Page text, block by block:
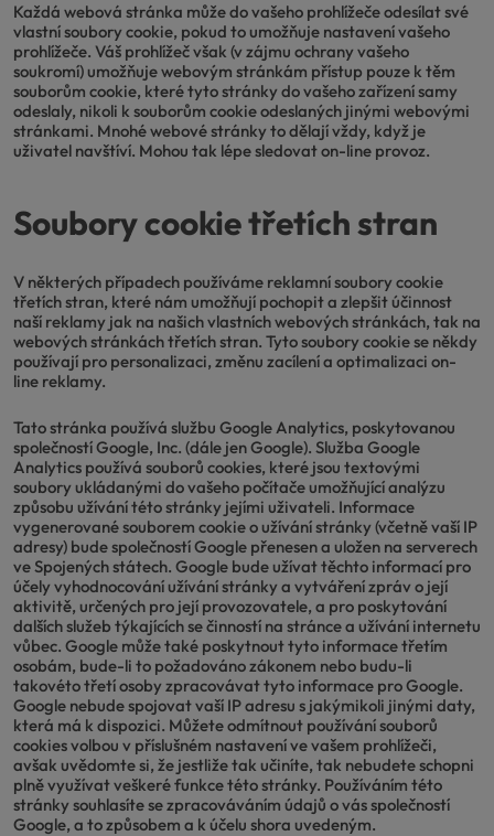
Každá webová stránka může do vašeho prohlížeče odesílat své
vlastní soubory cookie, pokud to umožňuje nastavení vašeho
prohlížeče. Váš prohlížeč však (v zájmu ochrany vašeho
soukromí) umožňuje webovým stránkám přístup pouze k těm
souborům cookie, které tyto stránky do vašeho zařízení samy
odeslaly, nikoli k souborům cookie odeslaných jinými webovými
stránkami. Mnohé webové stránky to dělají vždy, když je
uživatel navštíví. Mohou tak lépe sledovat on-line provoz.
Soubory cookie třetích stran
V některých případech používáme reklamní soubory cookie
třetích stran, které nám umožňují pochopit a zlepšit účinnost
naší reklamy jak na našich vlastních webových stránkách, tak na
webových stránkách třetích stran. Tyto soubory cookie se někdy
používají pro personalizaci, změnu zacílení a optimalizaci on-
line reklamy.
Tato stránka používá službu Google Analytics, poskytovanou
společností Google, Inc. (dále jen Google). Služba Google
Analytics používá souborů cookies, které jsou textovými
soubory ukládanými do vašeho počítače umožňující analýzu
způsobu užívání této stránky jejími uživateli. Informace
vygenerované souborem cookie o užívání stránky (včetně vaší IP
adresy) bude společností Google přenesen a uložen na serverech
ve Spojených státech. Google bude užívat těchto informací pro
účely vyhodnocování užívání stránky a vytváření zpráv o její
aktivitě, určených pro její provozovatele, a pro poskytování
dalších služeb týkajících se činností na stránce a užívání internetu
vůbec. Google může také poskytnout tyto informace třetím
osobám, bude-li to požadováno zákonem nebo budu-li
takovéto třetí osoby zpracovávat tyto informace pro Google.
Google nebude spojovat vaší IP adresu s jakýmikoli jinými daty,
která má k dispozici. Můžete odmítnout používání souborů
cookies volbou v příslušném nastavení ve vašem prohlížeči,
avšak uvědomte si, že jestliže tak učiníte, tak nebudete schopni
plně využívat veškeré funkce této stránky. Používáním této
stránky souhlasíte se zpracováváním údajů o vás společností
Google, a to způsobem a k účelu shora uvedeným.